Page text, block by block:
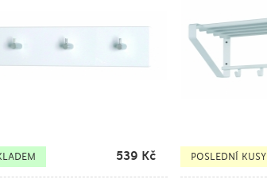
539 Kč POSLEDNÍ KUSY